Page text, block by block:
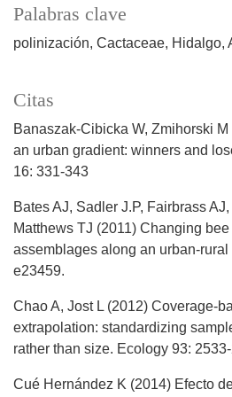
Palabras clave
polinización Cactaceae Hidalgo
Citas
Banaszak-Cibicka W, Zmihorski
an urban gradient: winners and
16: 331-343
Bates AJ, Sadler J.P, Fairbrass
Matthews TJ (2011) Changing
assemblages along an urban-
e23459.
Chao A, Jost L (2012) Coverage-
extrapolation: standardizing
rather than size. Ecology 93:
Cué Hernández K (2014) Efecto